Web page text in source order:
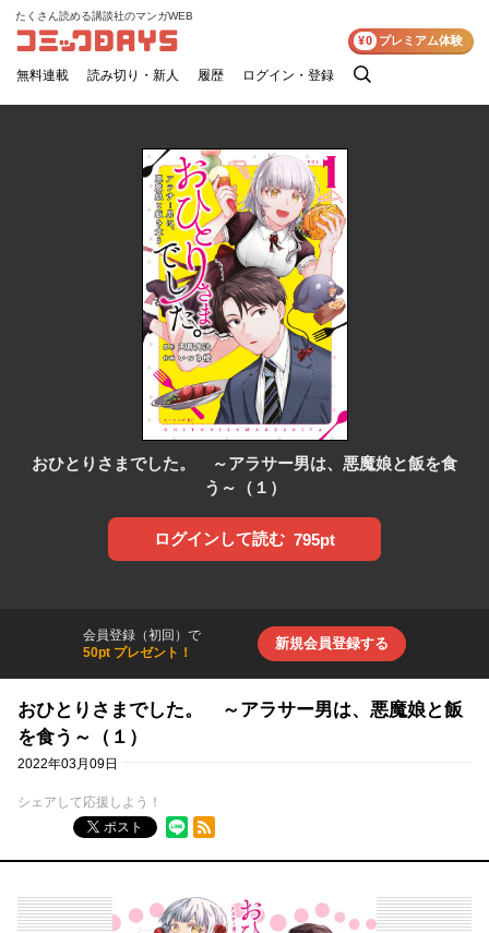
コミックDAYS
たくさん読める講談社のマンガWEB
無料連載 読み切り・新人 履歴 ログイン・登録
検
¥0 プレミアム体験
おひとりさまでした。 ～アラサー男は、悪魔娘と飯を食
う～（１）
ログインして読む 795pt
会員登録（初回）で
50pt プレゼント！
新規会員登録する
おひとりさまでした。 ～アラサー男は、悪魔娘と飯
を食う～（１）
2022年03月09日
シェアして応援しよう！
ポスト
RSSフィード